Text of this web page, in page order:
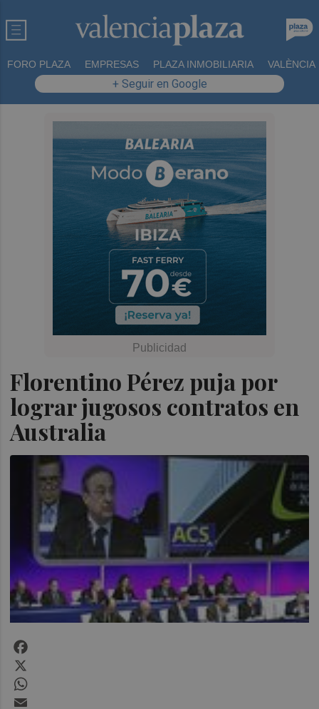
FORO PLAZA EMPRESAS PLAZA INMOBILIARIA VALÈNCIA
+ Seguir en Google
Florentino Pérez puja por
lograr jugosos contratos en
Australia